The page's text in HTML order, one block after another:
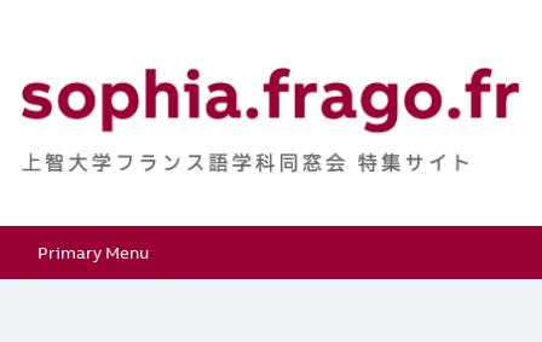
上智大学フランス語学
科同窓会
Primary Menu